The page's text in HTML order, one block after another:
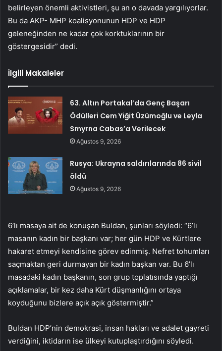
belirleyen önemli aktivistleri, şu an o davada yargılıyorlar.
Bu da AKP- MHP koalisyonunun HDP ve HDP
geleneğinden ne kadar çok korktuklarının bir
göstergesidir” dedi.
İlgili Makaleler
63. Altın Portakal’da Genç Başarı
Ödülleri Cem Yiğit Üzümoğlu ve Leyla
Smyrna Cabas’a Verilecek
Ağustos 9, 2026
Rusya: Ukrayna saldırılarında 86 sivil
öldü
Ağustos 9, 2026
6’lı masaya ait de konuşan Buldan, şunları söyledi: “6’lı
masanın kadın bir başkanı var; her gün HDP ve Kürtlere
hakaret etmeyi kendisine görev edinmiş. Nefret tohumları
saçmaktan geri durmayan bir kadın başkan var. Bu 6’lı
masadaki kadın başkanın, son grup toplatısında yaptığı
açıklamalar, bir kez daha Kürt düşmanlığını ortaya
koyduğunu bizlere açık açık göstermiştir.”
Buldan HDP’nin demokrasi, insan hakları ve adalet gayreti
verdiğini, iktidarın ise ülkeyi kutuplaştırdığını söyledi.